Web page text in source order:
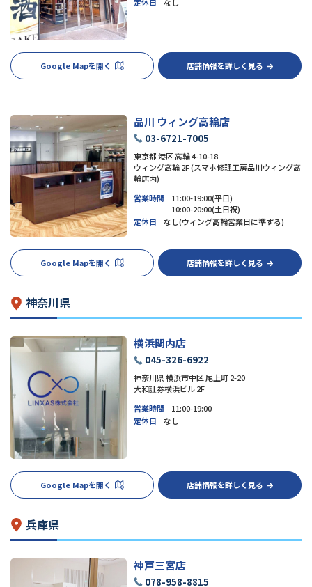
Google Mapを開く 店舗情報を詳しく見る
品川 ウィング高輪店
03-6721-7005
東京都 港区 高輪 4-10-18
ウィング高輪 2F (スマホ修理工房品川ウィング高
輪店内)
営業時間
11:00-19:00(平日)
10:00-20:00(土日祝)
定休日
なし(ウィング高輪営業日に準ずる)
Google Mapを開く 店舗情報を詳しく見る
神奈川県
横浜関内店
045-326-6922
神奈川県 横浜市中区 尾上町 2-20
大和証券横浜ビル 2F
営業時間
11:00-19:00
定休日
なし
Google Mapを開く 店舗情報を詳しく見る
兵庫県
神戸三宮店
078-958-8815